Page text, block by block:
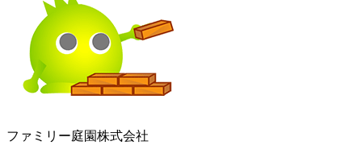
ファミリー庭園株式会社